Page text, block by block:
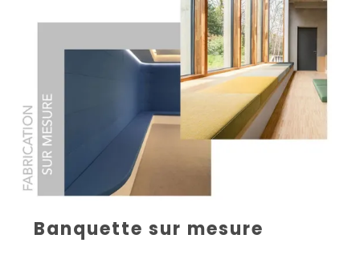
Banquette sur mesure